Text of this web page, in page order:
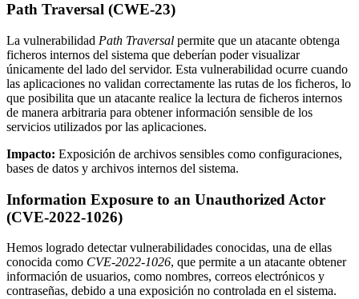
Path Traversal (CWE-23)
La vulnerabilidad Path Traversal permite que un atacante obtenga
ficheros internos del sistema que deberían poder visualizar
únicamente del lado del servidor. Esta vulnerabilidad ocurre cuando
las aplicaciones no validan correctamente las rutas de los ficheros, lo
que posibilita que un atacante realice la lectura de ficheros internos
de manera arbitraria para obtener información sensible de los
servicios utilizados por las aplicaciones.
Impacto: Exposición de archivos sensibles como configuraciones,
bases de datos y archivos internos del sistema.
Information Exposure to an Unauthorized Actor
(CVE-2022-1026)
Hemos logrado detectar vulnerabilidades conocidas, una de ellas
conocida como CVE-2022-1026, que permite a un atacante obtener
información de usuarios, como nombres, correos electrónicos y
contraseñas, debido a una exposición no controlada en el sistema.